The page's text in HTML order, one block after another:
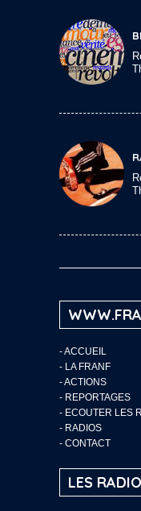
-ACCUEIL
- LA FRANF
-ACTIONS
- REPORTAGES
- ECOUTER LES
- RADIOS
- CONTACT
LES